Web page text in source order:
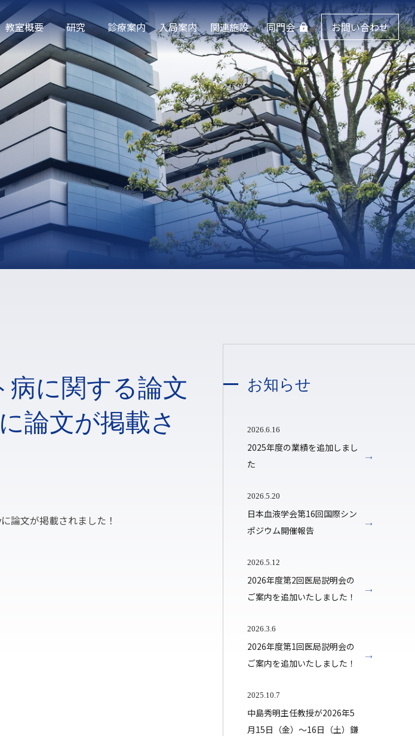
教室概要 研究 診療案内 入局案内 関連施設 同門会 お問い合わせ
病に関する論文
論文が掲載さ
論文が掲載されました！
お知らせ
2026.6.16
2025年度の業績を追加しまし
た
2026.5.20
日本血液学会第16回国際シン
ポジウム開催報告
2026.5.12
2026年度第2回医局説明会の
ご案内を追加いたしました！
2026.3.6
2026年度第1回医局説明会の
ご案内を追加いたしました！
2025.10.7
中島秀明主任教授が2026年5
月15日（金）～16日（土）鎌